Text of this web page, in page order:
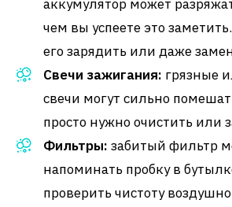
аккумулятор может
чем вы успеете это
его зарядить или даже
Свечи зажигания: грязные
свечи могут сильно
просто нужно очистить или
Фильтры: забитый фильтр
напоминать пробку в
проверить чистоту